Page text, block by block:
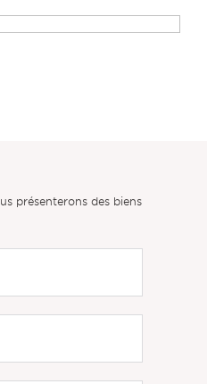
présenterons des biens